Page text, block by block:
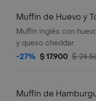
Muffin de Huevo y
Muffin inglés con
y queso cheddar.
-27% $ 17.900 $
Muffin de